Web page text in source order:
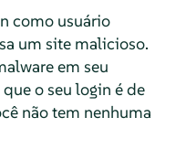
como usuário
um site malicioso.
em seu
o seu login é de
não tem nenhuma